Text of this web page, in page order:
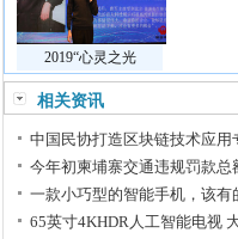
2019“心灵之光
相关资讯
中国民协打造区块链技术应用
今年初柬埔寨交通违规罚款总
一款小巧型的智能手机，该有
65英寸4KHDR人工智能电视